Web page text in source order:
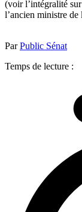
(voir l’intégralité
l’ancien ministre
ParPublic Sénat
Temps de lecture :